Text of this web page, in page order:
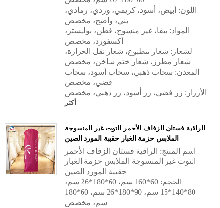
اللون: أبيض، أسود، كريمي، وردي، رمادي،
بني، واضح، مخصص
المواد: بيفا، غير منسوج، قطن، بوليستر،
أكسفورد، مخصص
الشعار: شعار مطبوع، شعار نقل الحرارة،
شعار مطرز، شعار ختم ساخن، مخصص
المعدن: سحاب ذهبي، سحاب أسود، سحاب
فضي، مخصص
الأزرار: زر فضي، زر أسود، زر ذهبي، مخصص
أكثر
الراقية فستان الزفاف الأحمر التوت غير المنسوجة
الملابس حزمة الغبار حقيبة المورد الصين
اسم المنتج: الراقية فستان الزفاف الأحمر
التوت غير المنسوجة الملابس حزمة الغبار
حقيبة المورد الصين
الحجم: 60*160 سم، 60*180*26 سم،
80*140*15 سم، 90*180*26 سم، 60*180
سم، مخصص